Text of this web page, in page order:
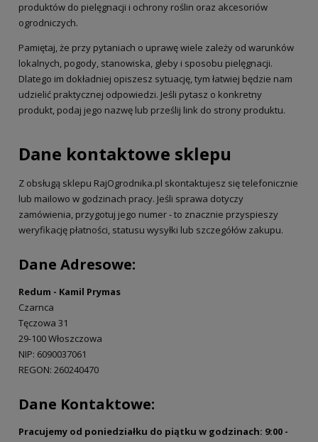
produktów do pielęgnacji i ochrony roślin oraz akcesoriów
ogrodniczych.
Pamiętaj, że przy pytaniach o uprawę wiele zależy od warunków
lokalnych, pogody, stanowiska, gleby i sposobu pielęgnacji.
Dlatego im dokładniej opiszesz sytuację, tym łatwiej będzie nam
udzielić praktycznej odpowiedzi. Jeśli pytasz o konkretny
produkt, podaj jego nazwę lub prześlij link do strony produktu.
Dane kontaktowe sklepu
Z obsługą sklepu RajOgrodnika.pl skontaktujesz się telefonicznie
lub mailowo w godzinach pracy. Jeśli sprawa dotyczy
zamówienia, przygotuj jego numer - to znacznie przyspieszy
weryfikację płatności, statusu wysyłki lub szczegółów zakupu.
Dane Adresowe:
Redum - Kamil Prymas
Czarnca
Tęczowa 31
29-100 Włoszczowa
NIP: 6090037061
REGON: 260240470
Dane Kontaktowe:
Pracujemy od poniedziałku do piątku w godzinach: 9:00 -